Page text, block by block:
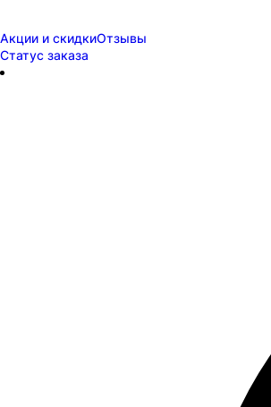
Акции и скидкиОтзывы
Статус заказа